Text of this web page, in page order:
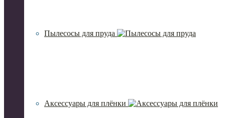
Пылесосы для пруда
Аксессуары для плёнки